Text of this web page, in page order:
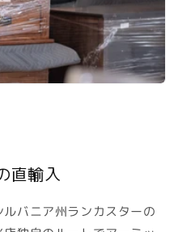
直輸入
バニア州ランカスターの